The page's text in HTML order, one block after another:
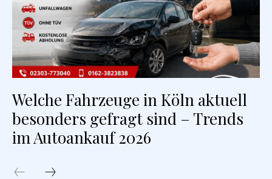
Welche Fahrzeuge in Köln aktuell
besonders gefragt sind – Trends
im Autoankauf 2026